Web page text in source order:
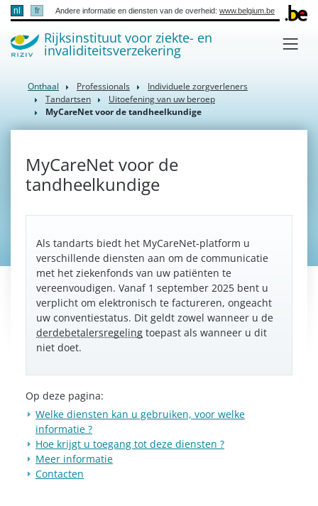
nl fr Andere informatie en diensten van de overheid: www.belgium.be
Rijksinstituut voor ziekte- en
invaliditeitsverzekering
Onthaal Professionals
Individuele zorgverleners
Tandartsen
Uitoefening van uw beroep
MyCareNet voor de tandheelkundige
MyCareNet voor de
tandheelkundige
Als tandarts biedt het MyCareNet-platform u
verschillende diensten aan om de communicatie
met het ziekenfonds van uw patiënten te
vereenvoudigen. Vanaf 1 september 2025 bent u
verplicht om elektronisch te factureren, ongeacht
uw conventiestatus. Dit geldt zowel wanneer u de
derdebetalersregeling toepast als wanneer u dit
niet doet.
Op deze pagina:
Welke diensten kan u gebruiken, voor welke
informatie ?
Hoe krijgt u toegang tot deze diensten ?
Meer informatie
Contacten